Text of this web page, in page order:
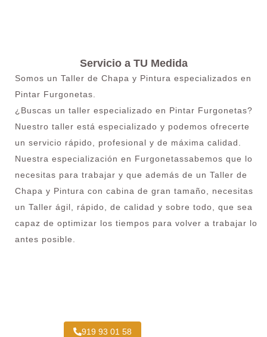
Servicio a TU Medida
Somos un Taller de Chapa y Pintura especializados en
Pintar Furgonetas.
¿Buscas un taller especializado en Pintar Furgonetas?
Nuestro taller está especializado y podemos ofrecerte
un servicio rápido, profesional y de máxima calidad.
Nuestra especialización en Furgonetassabemos que lo
necesitas para trabajar y que además de un Taller de
Chapa y Pintura con cabina de gran tamaño, necesitas
un Taller ágil, rápido, de calidad y sobre todo, que sea
capaz de optimizar los tiempos para volver a trabajar lo
antes posible.
919 93 01 58